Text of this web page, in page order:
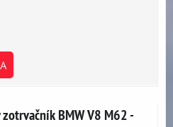
BMW V8 M62 -